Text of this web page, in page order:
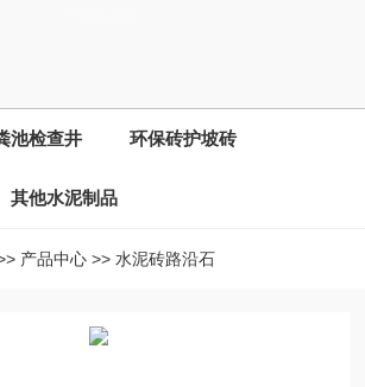
池检查井 环保砖护坡砖
其他水泥制品
产品中心 >> 水泥砖路沿石